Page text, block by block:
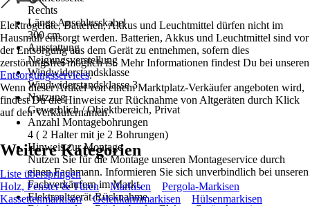
Rechts
Länge Anschlusskabel
300 cm
Ausstattung
Neigungsverstellung
Windwiderstandsklasse
Windwiderstandsklasse 3
Nutzung
Gewerblich / Objektbereich, Privat
Anzahl Montagebohrungen
4 ( 2 Halter mit je 2 Bohrungen)
Hinweis zur Montage
Nutzen Sie für die Montage unseren Montageservice durch
einen Fachmann. Informieren Sie sich unverbindlich bei unseren
Fachverkäufern im Markt.
Elektroaltgerät-Rücknahme
Elektrogeräte, Batterien, Akkus und Leuchtmittel dürfen nicht im
Hausmüll entsorgt werden. Batterien, Akkus und Leuchtmittel sind vor
der Entsorgung aus dem Gerät zu entnehmen, sofern dies
zerstörungsfrei möglich ist. Mehr Informationen findest Du bei unseren
Entsorgungsservices.
Wenn dieser Artikel von einem Marktplatz-Verkäufer angeboten wird,
findest Du die Hinweise zur Rücknahme von Altgeräten durch Klick
auf den Verkäufernamen.
Weitere Kategorien
Liste überspringen
Holz, Fenster & Türen
Markisen
Pergola-Markisen
Kassettenmarkisen
Gelenkarmmarkisen
Hülsenmarkisen